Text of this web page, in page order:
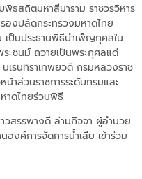
สถิตมหาสีมาราม ราชวรวิหาร
งปลัดกระทรวงมหาดไทย
เป็นประธานพิธีบำเพ็ญกุศลใน
ะชนม์ ถวายเป็นพระกุศลแด่
เรนทิราเทพยวดี กรมหลวงราช
าส่วนราชการระดับกรมและ
าดไทยร่วมพิธี
วสรรพางดี ล่ามกิจจา ผู้อำนวย
งค์การจัดการน้ำเสีย เข้าร่วม